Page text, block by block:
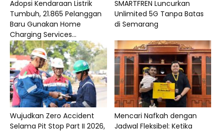
Adopsi Kendaraan Listrik
Tumbuh, 21.865 Pelanggan
Baru Gunakan Home
Charging Services...
SMARTFREN Luncurkan
Unlimited 5G Tanpa Batas
di Semarang
Wujudkan Zero Accident
Selama Pit Stop Part II 2026,
Mencari Nafkah dengan
Jadwal Fleksibel: Ketika